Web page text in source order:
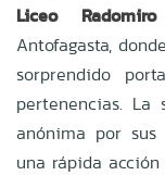
Liceo
Antofagasta,
sorprendido
pertenencias.
anónima por sus
una rápida